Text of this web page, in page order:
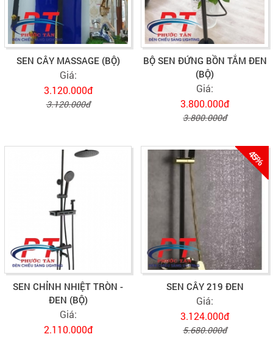
SEN CÂY MASSAGE (BỘ)
Giá:
3.120.000đ
3.120.000đ
BỘ SEN ĐỨNG BỒN TẮM ĐEN
(BỘ)
Giá:
3.800.000đ
3.800.000đ
SEN CHỈNH NHIỆT TRÒN -
ĐEN (BỘ)
Giá:
2.110.000đ
45%
SEN CÂY 219 ĐEN
Giá:
3.124.000đ
5.680.000đ